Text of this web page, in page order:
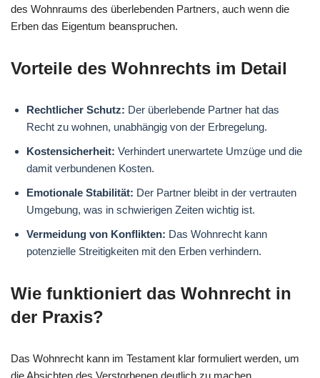
des Wohnraums des überlebenden Partners, auch wenn die
Erben das Eigentum beanspruchen.
Vorteile des Wohnrechts im Detail
Rechtlicher Schutz: Der überlebende Partner hat das
Recht zu wohnen, unabhängig von der Erbregelung.
Kostensicherheit: Verhindert unerwartete Umzüge und die
damit verbundenen Kosten.
Emotionale Stabilität: Der Partner bleibt in der vertrauten
Umgebung, was in schwierigen Zeiten wichtig ist.
Vermeidung von Konflikten: Das Wohnrecht kann
potenzielle Streitigkeiten mit den Erben verhindern.
Wie funktioniert das Wohnrecht in
der Praxis?
Das Wohnrecht kann im Testament klar formuliert werden, um
die Absichten des Verstorbenen deutlich zu machen.